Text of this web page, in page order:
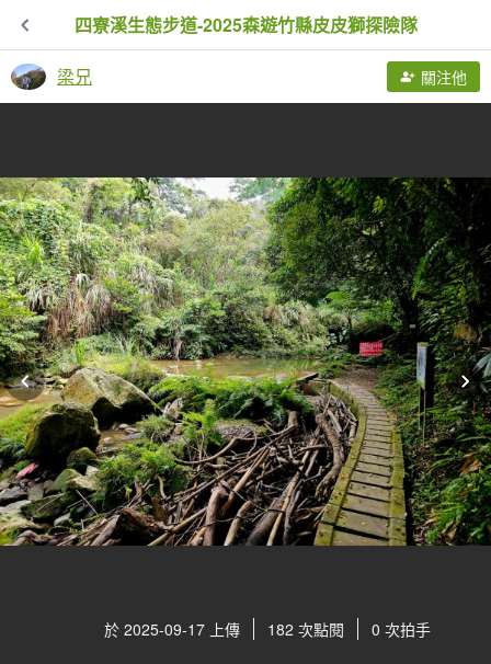
四寮溪生態步道-2025森遊竹縣皮皮獅探險隊
梁兄 關注他
於 2025-09-17 上傳 182 次點閱 0 次拍手